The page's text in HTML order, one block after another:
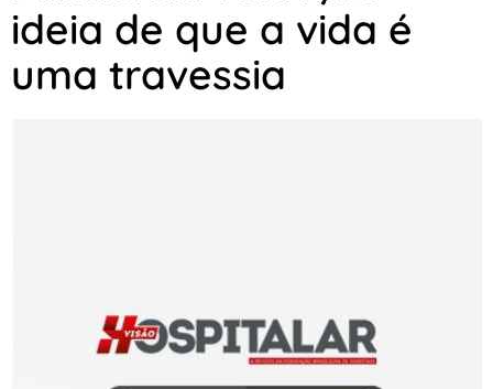
ideia de que a vida é
uma travessia